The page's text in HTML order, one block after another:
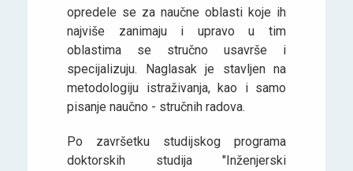
opredele se za naučne oblasti koje ih
najviše zanimaju i upravo u tim
oblastima se stručno usavrše i
specijalizuju. Naglasak je stavljen na
metodologiju istraživanja, kao i samo
pisanje naučno - stručnih radova.
Po završetku studijskog programa
doktorskih studija "Inženjerski